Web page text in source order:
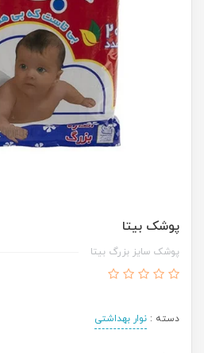
پوشک بیتا
پوشک سایز بزرگ بیتا
دسته : نوار بهداشتی